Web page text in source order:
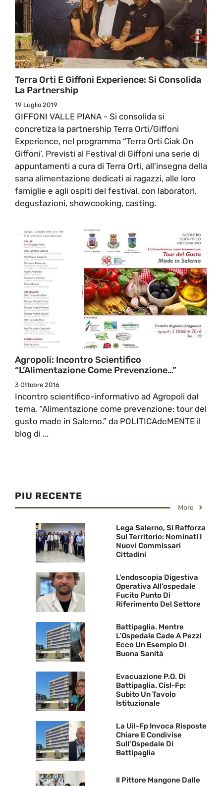
Terra Orti E Giffoni Experience: Si Consolida
La Partnership
19 Luglio 2019
GIFFONI VALLE PIANA - Si consolida si
concretiza la partnership Terra Orti/Giffoni
Experience, nel programma “Terra Orti Ciak On
Giffoni’. Previsti al Festival di Giffoni una serie di
appuntamenti a cura di Terra Orti, all'insegna della
sana alimentazione dedicati ai ragazzi, alle loro
famiglie e agli ospiti del festival, con laboratori,
degustazioni, showcooking, casting.
Agropoli: Incontro Scientifico
“L’Alimentazione Come Prevenzione…”
3 Ottobre 2016
Incontro scientifico-informativo ad Agropoli dal
tema, “Alimentazione come prevenzione: tour del
gusto made in Salerno.” da POLITICAdeMENTE il
blog di ...
PIU RECENTE
More
Lega Salerno, Si Rafforza
Sul Territorio: Nominati I
Nuovi Commissari
Cittadini
L’endoscopia Digestiva
Operativa All’ospedale
Fucito Punto Di
Riferimento Del Settore
Battipaglia. Mentre
L’Ospedale Cade A Pezzi
Ecco Un Esempio Di
Buona Sanità
Evacuazione P.O. Di
Battipaglia. Cisl-Fp:
Subito Un Tavolo
Istituzionale
La Uil-Fp Invoca Risposte
Chiare E Condivise
Sull’Ospedale Di
Battipaglia
Il Pittore Mangone Dalle